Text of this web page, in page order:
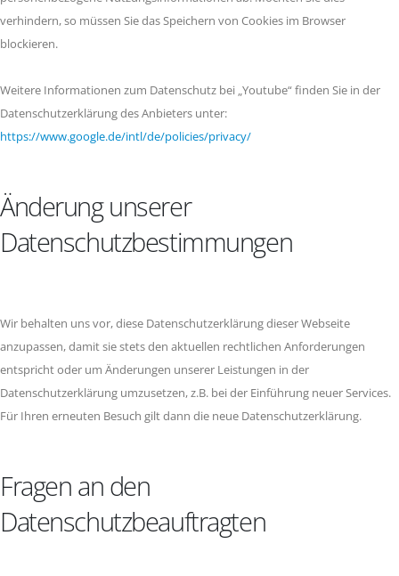
verhindern, so müssen Sie das Speichern von Cookies im Browser
blockieren.
Weitere Informationen zum Datenschutz bei „Youtube“ finden Sie in der
Datenschutzerklärung des Anbieters unter:
https://www.google.de/intl/de/policies/privacy/
Änderung unserer
Datenschutzbestimmungen
Wir behalten uns vor, diese Datenschutzerklärung dieser Webseite
anzupassen, damit sie stets den aktuellen rechtlichen Anforderungen
entspricht oder um Änderungen unserer Leistungen in der
Datenschutzerklärung umzusetzen, z.B. bei der Einführung neuer Services.
Für Ihren erneuten Besuch gilt dann die neue Datenschutzerklärung.
Fragen an den
Datenschutzbeauftragten